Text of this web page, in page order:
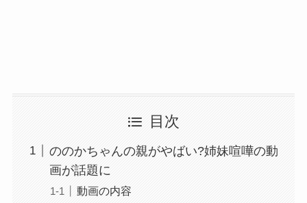
目次
ののかちゃんの親がやばい?姉妹喧嘩の動
画が話題に
動画の内容